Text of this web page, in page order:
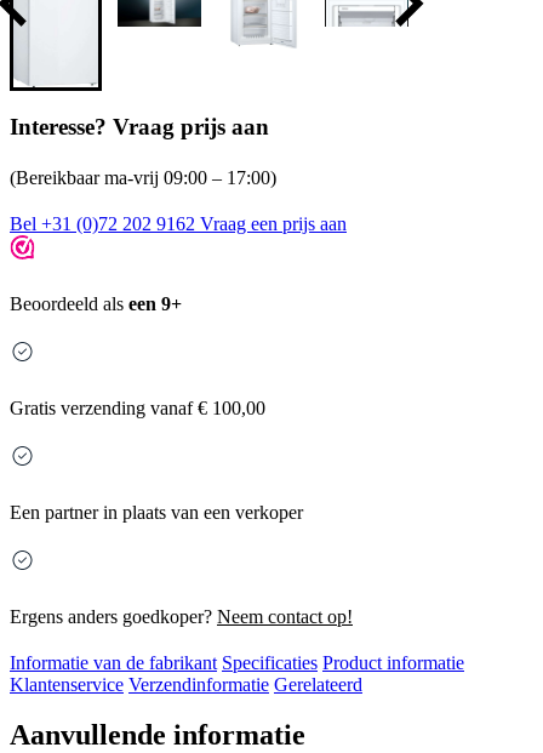
Interesse? Vraag prijs aan
(Bereikbaar ma-vrij 09:00 – 17:00)
Bel +31 (0)72 202 9162 Vraag een prijs aan
Beoordeeld als een 9+
Gratis verzending vanaf € 100,00
Een partner in plaats van een verkoper
Ergens anders goedkoper? Neem contact op!
Informatie van de fabrikant Specificaties Product informatie
Klantenservice Verzendinformatie Gerelateerd
Aanvullende informatie